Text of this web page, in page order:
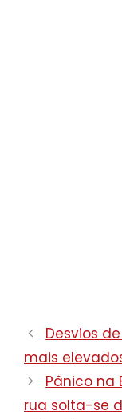
Desvios
mais
Pânico na
rua solta-se